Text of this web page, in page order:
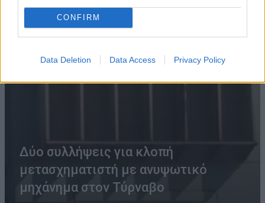
CONFIRM
Data Deletion Data Access Privacy Policy
Δύο συλλήψεις για κλοπή
μετασχηματιστή με ανυψωτικό
μηχάνημα στον Τύρναβο